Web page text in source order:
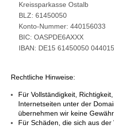
Kreissparkasse Ostalb
BLZ: 61450050
Konto-Nummer: 440156033
BIC: OASPDE6AXXX
IBAN: DE15 61450050
Rechtliche Hinweise:
Für Vollständigkeit,
Internetseiten unter der
übernehmen wir keine Gewähr.
Für Schäden, die sich aus